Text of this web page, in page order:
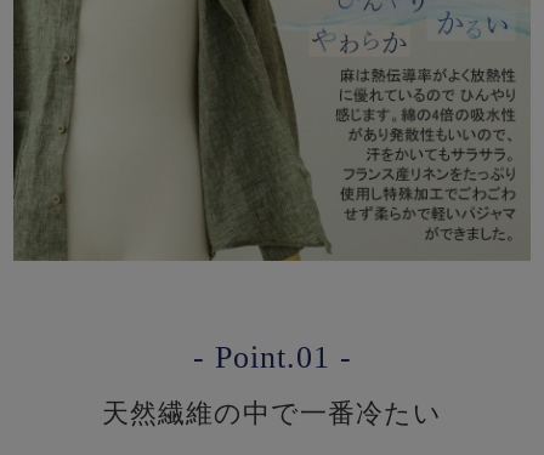
- Point.01 -
天然繊維の中で一番冷たい